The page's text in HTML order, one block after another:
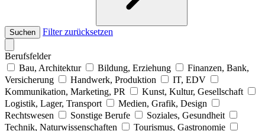
Suchen Filter zurücksetzen
Berufsfelder
Bau, Architektur
Bildung, Erziehung
Finanzen, Bank,
Versicherung
Handwerk, Produktion
IT, EDV
Kommunikation, Marketing, PR
Kunst, Kultur, Gesellschaft
Logistik, Lager, Transport
Medien, Grafik, Design
Rechtswesen
Sonstige Berufe
Soziales, Gesundheit
Technik, Naturwissenschaften
Tourismus, Gastronomie